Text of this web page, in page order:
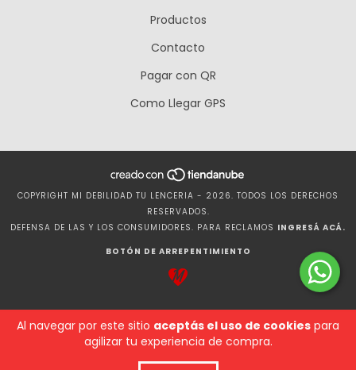
Al navegar por este sitio aceptás el uso de cookies para
agilizar tu experiencia de compra.
Productos
Contacto
Pagar con QR
Como Llegar GPS
COPYRIGHT MI DEBILIDAD TU LENCERIA - 2026. TODOS LOS DERECHOS
RESERVADOS.
DEFENSA DE LAS Y LOS CONSUMIDORES. PARA RECLAMOS INGRESÁ ACÁ.
BOTÓN DE ARREPENTIMIENTO